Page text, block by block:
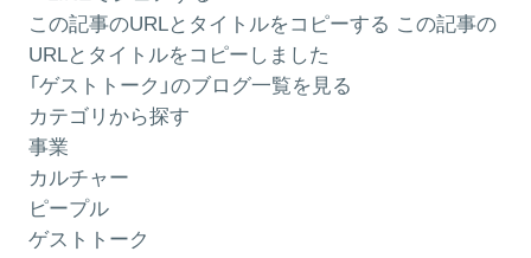
この記事のURLとタイトルをコピーする この記事の
URLとタイトルをコピーしました
「ゲストトーク」のブログ一覧を見る
カテゴリから探す
事業
カルチャー
ピープル
ゲストトーク